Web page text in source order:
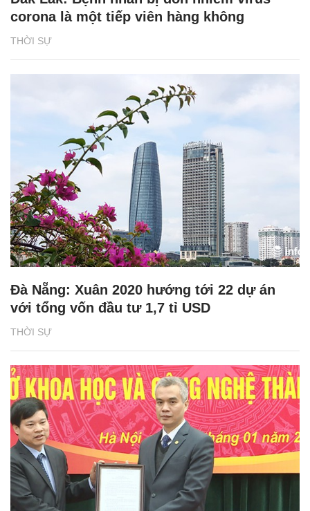
THỜI SỰ
corona là một tiếp viên hàng không
THỜI SỰ
Đà Nẵng: Xuân 2020 hướng tới 22 dự án
với tổng vốn đầu tư 1,7 tỉ USD